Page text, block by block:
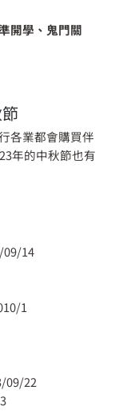
開學、鬼門關
各業都會購買伴
年的中秋節也有
09/14
1
09/22